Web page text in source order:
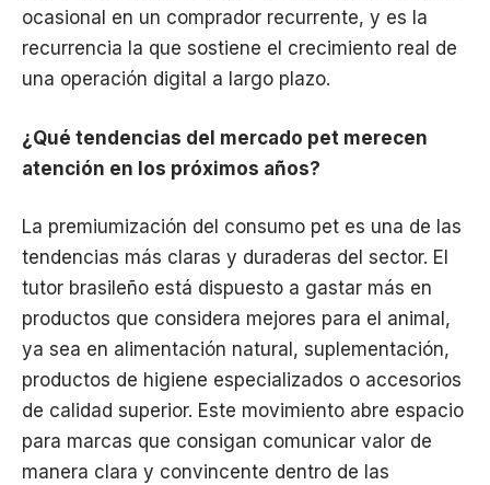
ocasional en un comprador recurrente, y es la
recurrencia la que sostiene el crecimiento real de
una operación digital a largo plazo.
¿Qué tendencias del mercado pet merecen
atención en los próximos años?
La premiumización del consumo pet es una de las
tendencias más claras y duraderas del sector. El
tutor brasileño está dispuesto a gastar más en
productos que considera mejores para el animal,
ya sea en alimentación natural, suplementación,
productos de higiene especializados o accesorios
de calidad superior. Este movimiento abre espacio
para marcas que consigan comunicar valor de
manera clara y convincente dentro de las